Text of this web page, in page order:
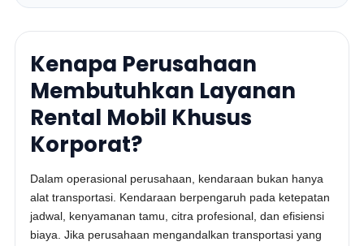
Kenapa Perusahaan
Membutuhkan Layanan
Rental Mobil Khusus
Korporat?
Dalam operasional perusahaan, kendaraan bukan hanya
alat transportasi. Kendaraan berpengaruh pada ketepatan
jadwal, kenyamanan tamu, citra profesional, dan efisiensi
biaya. Jika perusahaan mengandalkan transportasi yang